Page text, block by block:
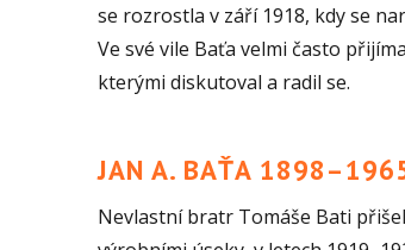
se rozrostla v září 1918, kdy se
Ve své vile Baťa velmi často
kterými diskutoval a radil se.
JAN A. BAŤA
Nevlastní bratr Tomáše Bati